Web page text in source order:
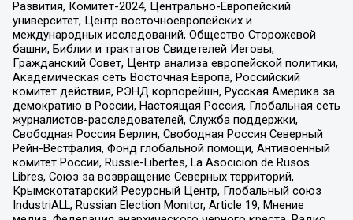
Развития, Комитет-2024, Центрально-Европейский
университет, Центр восточноевропейских и
международных исследований, Общество Сторожевой
башни, Библии и трактатов Свидетелей Иеговы,
Гражданский Совет, Центр анализа европейской политики,
Академическая сеть Восточная Европа, Российский
комитет действия, РЭНД корпорейшн, Русская Америка за
демократию в России, Настоящая Россия, Глобальная сеть
журналистов-расследователей, Служба поддержки,
Свободная Россия Берлин, Свободная Россия Северный
Рейн-Вестфалия, Фонд глобальной помощи, Антивоенный
комитет России, Russie-Libertes, La Asocicion de Rusos
Libres, Союз за возвращение Северных территорий,
Крымскотатарский Ресурсный Центр, Глобальный союз
IndustriALL, Russian Election Monitor, Article 19, Мнение